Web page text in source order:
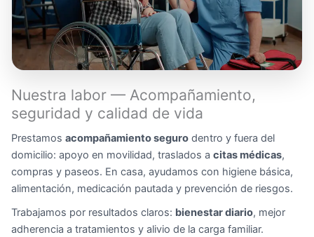
Nuestra labor — Acompañamiento,
seguridad y calidad de vida
Prestamos acompañamiento seguro dentro y fuera del
domicilio: apoyo en movilidad, traslados a citas médicas,
compras y paseos. En casa, ayudamos con higiene básica,
alimentación, medicación pautada y prevención de riesgos.
Trabajamos por resultados claros: bienestar diario, mejor
adherencia a tratamientos y alivio de la carga familiar.